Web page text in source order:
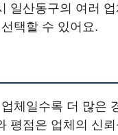
일산동구의 여러
택할 수 있어요.
체일수록 더 많은
평점은 업체의 신